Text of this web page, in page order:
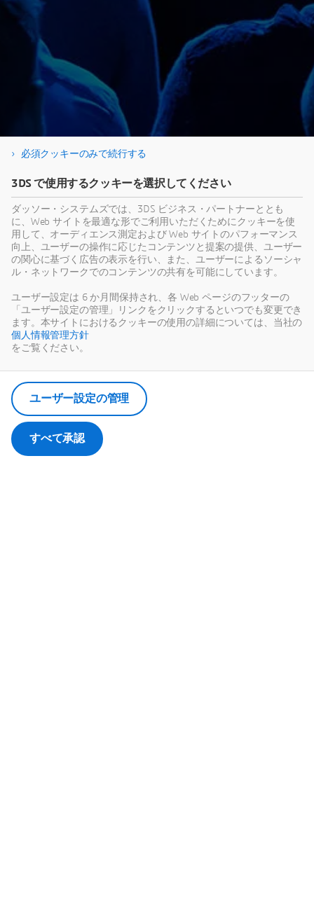
動画の視聴にあたり、何か質問がございました
ら、Japan.Marketing@3ds.comまでどうぞよろ
しくお願いいたします。
このコンテンツは、サードパーティーによってホストされます。外部
コンテンツを表示することで、 www.youtube.com.の利用規約に同意
したものとみなされます。
ユーザーの選択は、ダッソー・システムズが管理するクッキーに保存
必須クッキーのみで続行する
3DS で使用するクッキーを選択してください
ダッソー・システムズでは、3DS ビジネス・パートナーととも
に、Web サイトを最適な形でご利用いただくためにクッキーを使
用して、オーディエンス測定および Web サイトのパフォーマンス
向上、ユーザーの操作に応じたコンテンツと提案の提供、ユーザー
の関心に基づく広告の表示を行い、また、ユーザーによるソーシャ
ル・ネットワークでのコンテンツの共有を可能にしています。
ユーザー設定は 6 か月間保持され、各 Web ページのフッターの
「ユーザー設定の管理」リンクをクリックするといつでも変更でき
ます。本サイトにおけるクッキーの使用の詳細については、当社の
個人情報管理方針
をご覧ください。
すべて承認
ユーザー設定の管理